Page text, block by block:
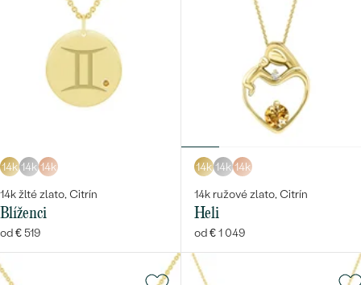
14k 14k 14k
14k žlté zlato, Citrín
Blíženci
od € 519
14k 14k 14k
14k ružové zlato, Citrín
Heli
od € 1 049